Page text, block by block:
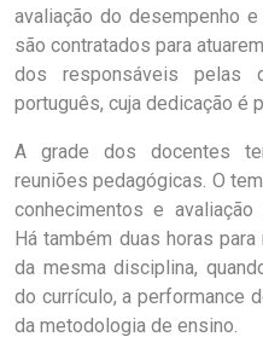
avaliação do desempenho
são contratados para
dos responsáveis pelas
português, cuja dedicação é
A grade dos docentes
reuniões pedagógicas. O
conhecimentos e
Há também duas horas
da mesma disciplina,
do currículo, a performance
da metodologia de ensino.